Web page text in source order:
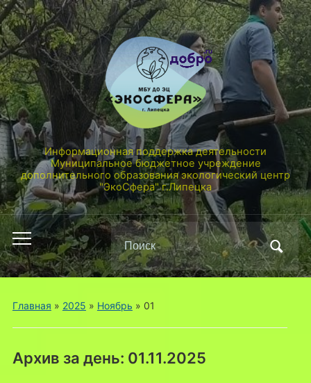
Информационная поддержка деятельности
Муниципальное бюджетное учреждение
дополнительного образования экологический центр
"ЭкоСфера" г.Липецка
Переключить
мобильное
меню
Поиск
по:
Главная » 2025 » Ноябрь » 01
Архив за день: 01.11.2025